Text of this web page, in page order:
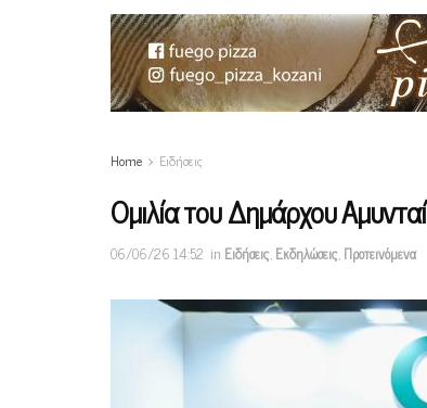
Home Ειδήσεις
Ομιλία του Δημάρχου
06/06/26 14:52 in Ειδήσεις,Εκδηλώσεις,Προτεινόμενα